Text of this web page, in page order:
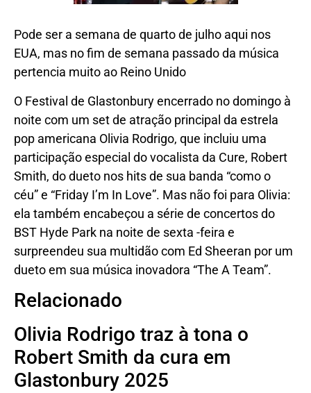
Pode ser a semana de quarto de julho aqui nos
EUA, mas no fim de semana passado da música
pertencia muito ao Reino Unido
O Festival de Glastonbury encerrado no domingo à
noite com um set de atração principal da estrela
pop americana Olivia Rodrigo, que incluiu uma
participação especial do vocalista da Cure, Robert
Smith, do dueto nos hits de sua banda “como o
céu” e “Friday I’m In Love”. Mas não foi para Olivia:
ela também encabeçou a série de concertos do
BST Hyde Park na noite de sexta -feira e
surpreendeu sua multidão com Ed Sheeran por um
dueto em sua música inovadora “The A Team”.
Relacionado
Olivia Rodrigo traz à tona o
Robert Smith da cura em
Glastonbury 2025